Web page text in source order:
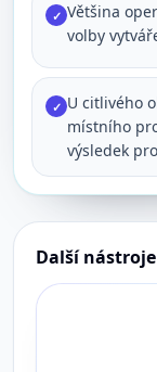
✓ Většina
volby
✓ U citlivého
místního
výsledek
Další nástroje